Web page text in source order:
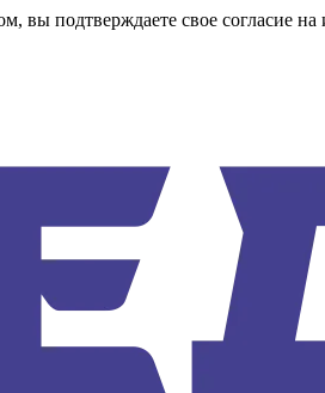
подтверждаете свое согласие